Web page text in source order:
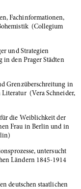
Fachinformationen,
(Collegium
und Strategien
in den Prager Städten
Grenzüberschreitung in
Literatur (Vera Schneider,
die Weiblichkeit der
Frau in Berlin und in
untersucht
Ländern 1845-1914
deutschen staatlichen